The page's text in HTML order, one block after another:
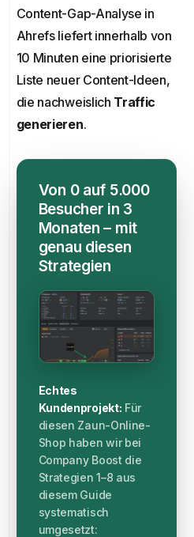
Content-Gap-Analyse in
Ahrefs liefert innerhalb von
10 Minuten eine priorisierte
Liste neuer Content-Ideen,
die nachweislich Traffic
generieren.
Von 0 auf 5.000
Besucher in 3
Monaten – mit
genau diesen
Strategien
Echtes
Kundenprojekt: Für
diesen Zaun-Online-
Shop haben wir bei
Company Boost die
Strategien 1–8 aus
diesem Guide
systematisch
umgesetzt: